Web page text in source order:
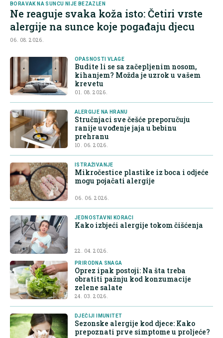
BORAVAK NA SUNCU NIJE BEZAZLEN
Ne reaguje svaka koža isto: Četiri vrste
alergije na sunce koje pogađaju djecu
06. 08. 2026.
OPASNOSTI VLAGE
Budite li se sa začepljenim nosom,
kihanjem? Možda je uzrok u vašem
krevetu
01. 08. 2026.
ALERGIJE NA HRANU
Stručnjaci sve češće preporučuju
ranije uvođenje jaja u bebinu
prehranu
10. 06. 2026.
ISTRAŽIVANJE
Mikročestice plastike iz boca i odjeće
mogu pojačati alergije
06. 06. 2026.
JEDNOSTAVNI KORACI
Kako izbjeći alergije tokom čišćenja
22. 04. 2026.
PRIRODNA SNAGA
Oprez ipak postoji: Na šta treba
obratiti pažnju kod konzumacije
zelene salate
24. 03. 2026.
DJEČIJI IMUNITET
Sezonske alergije kod djece: Kako
prepoznati prve simptome u proljeće?